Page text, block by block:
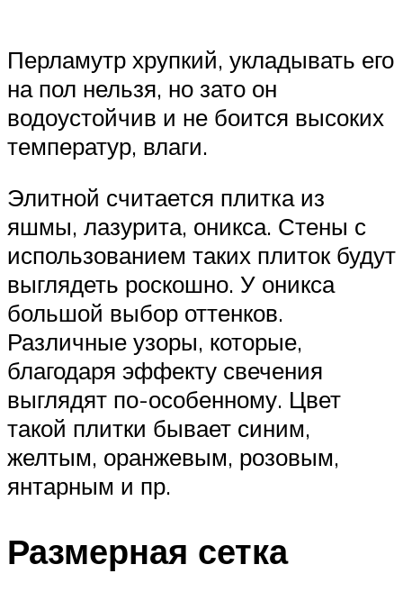
Перламутр хрупкий, укладывать его
на пол нельзя, но зато он
водоустойчив и не боится высоких
температур, влаги.
Элитной считается плитка из
яшмы, лазурита, оникса. Стены с
использованием таких плиток будут
выглядеть роскошно. У оникса
большой выбор оттенков.
Различные узоры, которые,
благодаря эффекту свечения
выглядят по-особенному. Цвет
такой плитки бывает синим,
желтым, оранжевым, розовым,
янтарным и пр.
Размерная сетка